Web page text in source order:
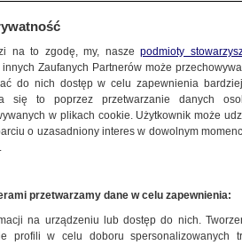
na to zgodę, my, naszepodmioty
innych Zaufanych Partnerów może
do nich dostęp w celu zapewnienia
się to poprzez przetwarzanie danych
w plikach cookie. Użytkownik może
o uzasadniony interes w dowolnym
przetwarzamy dane w celu zapewnienia:
na urządzeniu lub dostęp do nich.
profili w celu doboru spersonalizowanych